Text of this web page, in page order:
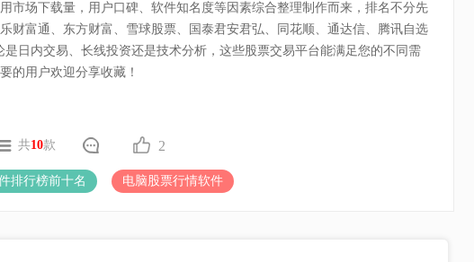
市场下载量，用户口碑、软件知名度等因素综合整理制作而来，排名不分先
财富通、东方财富、雪球股票、国泰君安君弘、同花顺、通达信、腾讯自选
是日内交易、长线投资还是技术分析，这些股票交易平台能满足您的不同需
的用户欢迎分享收藏！
共10款 2
排行榜前十名 电脑股票行情软件